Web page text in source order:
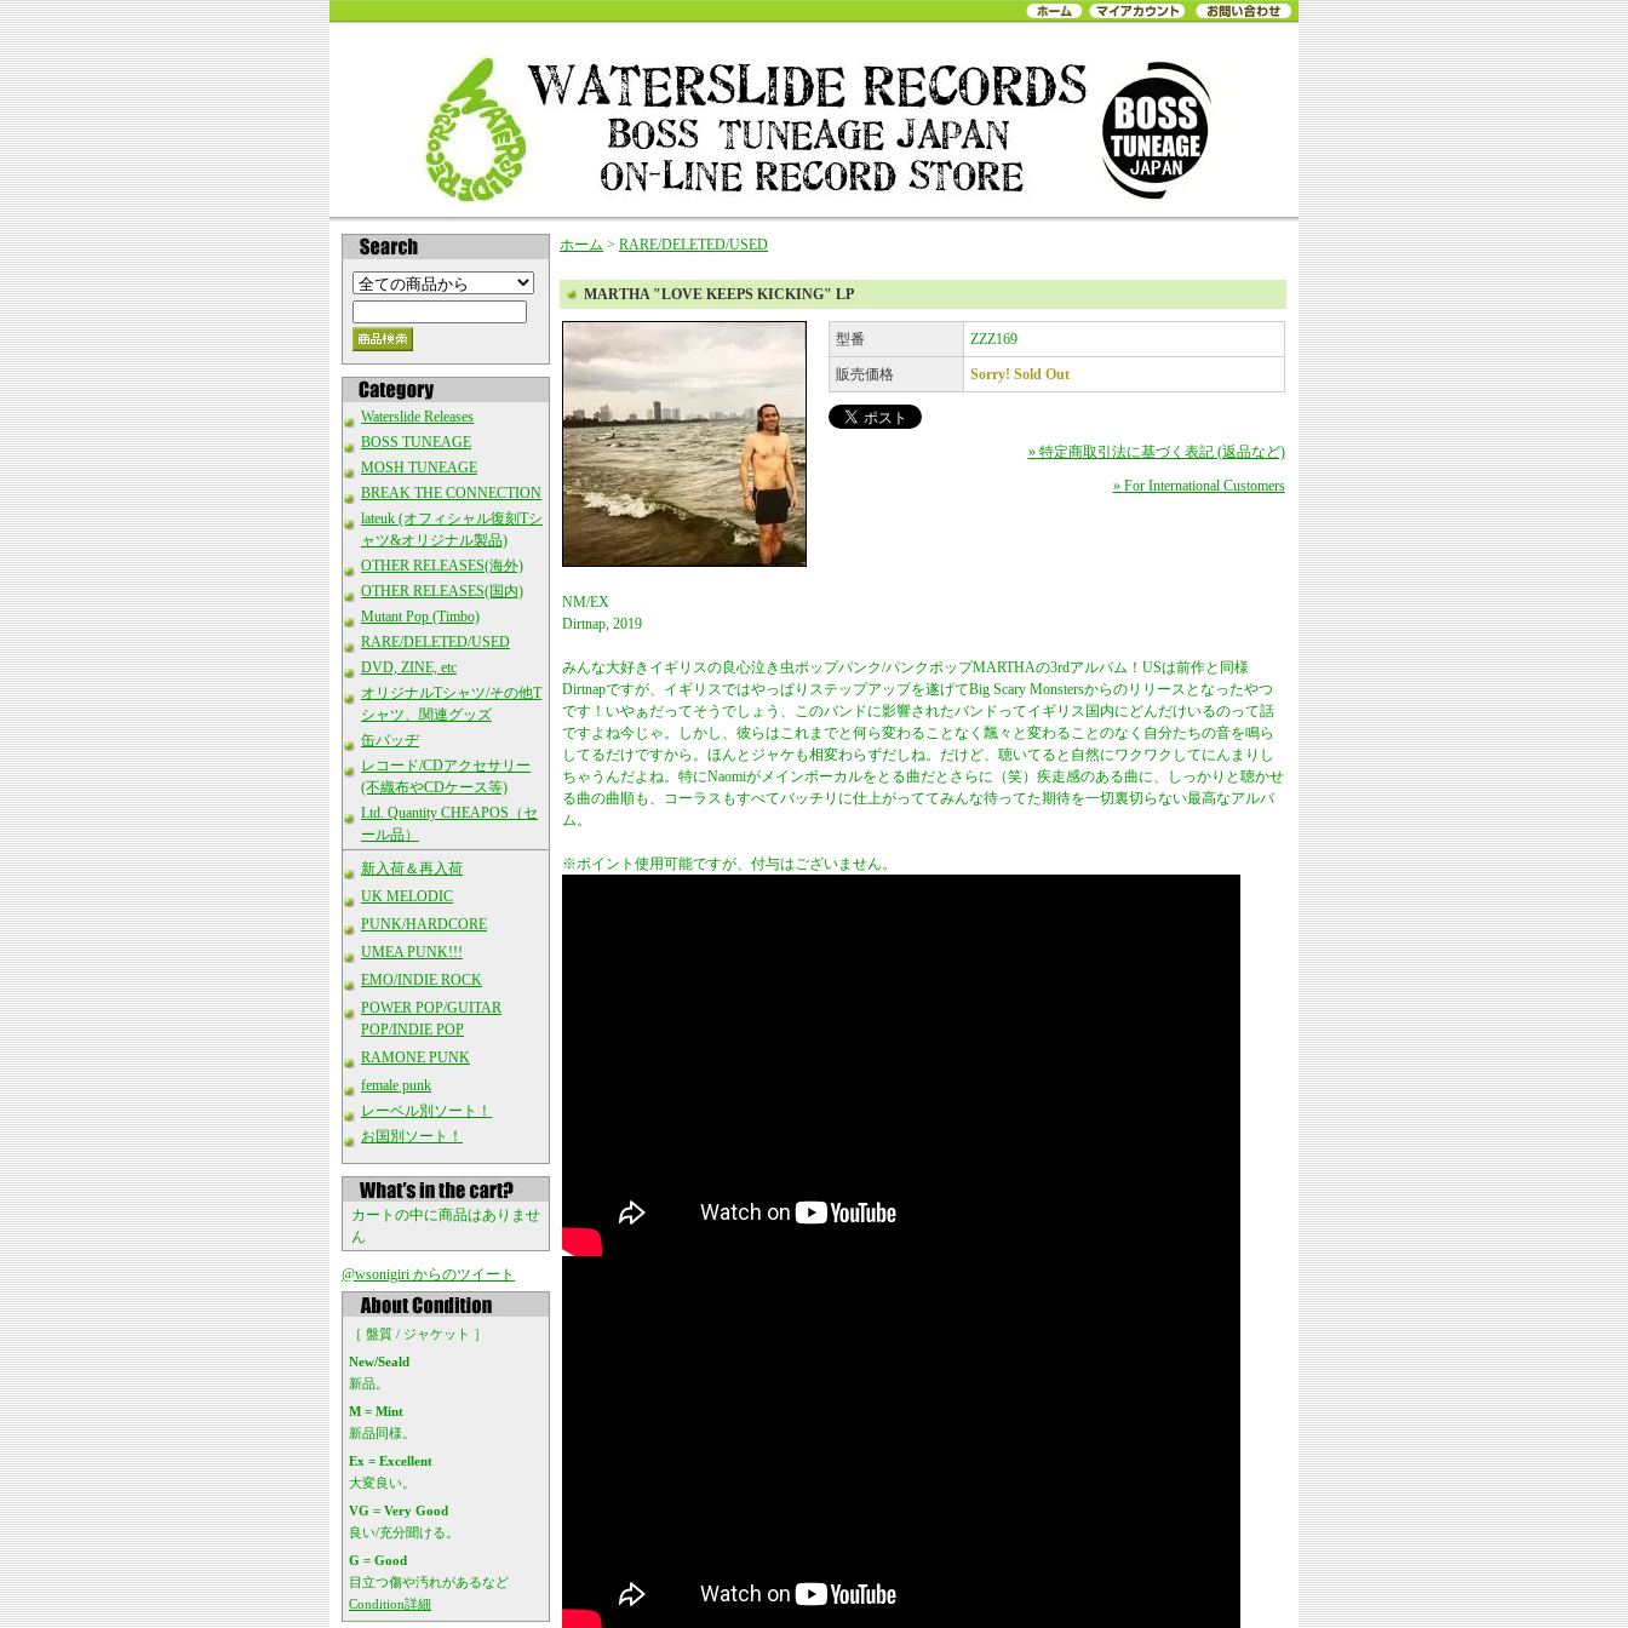
Waterslide Releases
BOSS TUNEAGE
MOSH TUNEAGE
BREAK THE CONNECTION
lateuk (オフィシャル復刻Tシ
ャツ&オリジナル製品)
OTHER RELEASES(海外)
OTHER RELEASES(国内)
Mutant Pop (Timbo)
RARE/DELETED/USED
DVD, ZINE, etc
オリジナルTシャツ/その他T
シャツ、関連グッズ
缶バッヂ
レコード/CDアクセサリー
(不織布やCDケース等)
Ltd. Quantity CHEAPOS（セ
ール品）
新入荷＆再入荷
UK MELODIC
PUNK/HARDCORE
UMEA PUNK!!!
EMO/INDIE ROCK
POWER POP/GUITAR
POP/INDIE POP
RAMONE PUNK
female punk
レーベル別ソート！
お国別ソート！
カートの中に商品はありませ
ん
@wsonigiri からのツイート
［ 盤質 / ジャケット ］
New/Seald
新品。
M = Mint
新品同様。
Ex = Excellent
大変良い。
VG = Very Good
良い/充分聞ける。
G = Good
目立つ傷や汚れがあるなど
Condition詳細
ホーム > RARE/DELETED/USED
MARTHA "LOVE KEEPS KICKING" LP
型番 ZZZ169
販売価格 Sorry! Sold Out
» 特定商取引法に基づく表記 (返品など)
» For International Customers
NM/EX
Dirtnap, 2019
みんな大好きイギリスの良心泣き虫ポップパンク/パンクポップMARTHAの3rdアルバム！USは前作と同様
Dirtnapですが、イギリスではやっぱりステップアップを遂げてBig Scary Monstersからのリリースとなったやつ
です！いやぁだってそうでしょう、このバンドに影響されたバンドってイギリス国内にどんだけいるのって話
ですよね今じゃ。しかし、彼らはこれまでと何ら変わることなく飄々と変わることのなく自分たちの音を鳴ら
してるだけですから。ほんとジャケも相変わらずだしね。だけど、聴いてると自然にワクワクしてにんまりし
ちゃうんだよね。特にNaomiがメインボーカルをとる曲だとさらに（笑）疾走感のある曲に、しっかりと聴かせ
る曲の曲順も、コーラスもすべてバッチリに仕上がっててみんな待ってた期待を一切裏切らない最高なアルバ
ム。
※ポイント使用可能ですが、付与はございません。